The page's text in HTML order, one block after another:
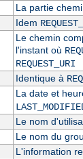
La partie
Idem
Le chemin
l'instant où
REQUEST_URI
Identique à
La date et
Le nom
Le nom du
L'information